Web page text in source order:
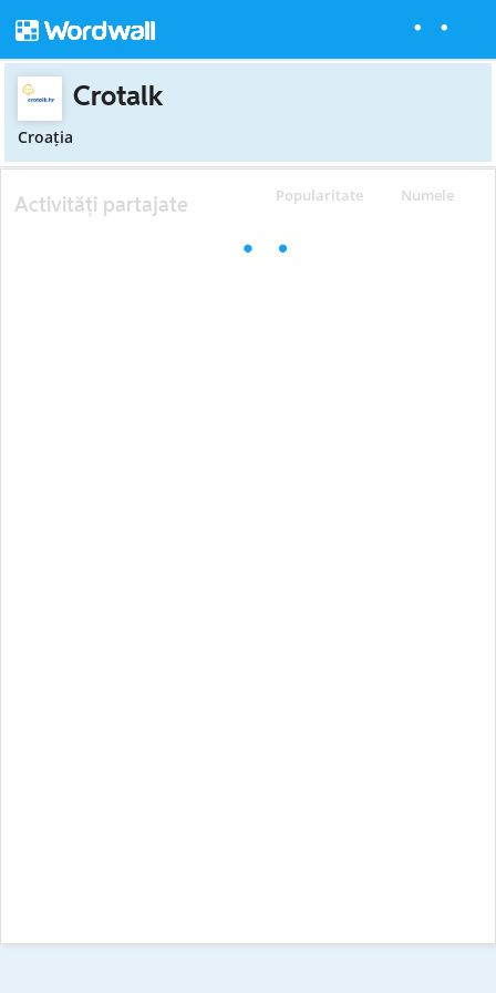
Crotalk
Croaţia
Popularitate Numele
Activități partajate